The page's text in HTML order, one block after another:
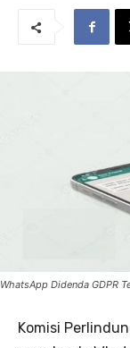
WhatsApp Didenda GDPR
Komisi